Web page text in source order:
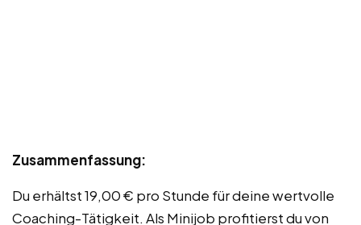
Zusammenfassung:
Du erhältst 19,00 € pro Stunde für deine wertvolle
Coaching-Tätigkeit. Als Minijob profitierst du von